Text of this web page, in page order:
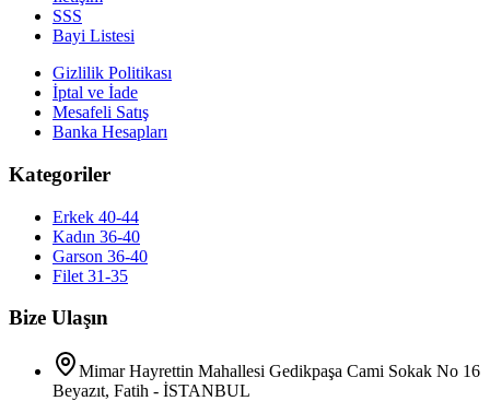
SSS
Bayi Listesi
Gizlilik Politikası
İptal ve İade
Mesafeli Satış
Banka Hesapları
Kategoriler
Erkek 40-44
Kadın 36-40
Garson 36-40
Filet 31-35
Bize Ulaşın
Mimar Hayrettin Mahallesi Gedikpaşa Cami Sokak No 16
Beyazıt, Fatih - İSTANBUL